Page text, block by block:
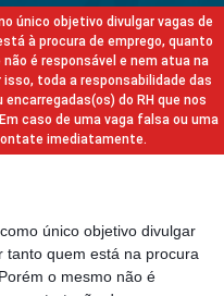
único objetivo divulgar vagas de
à procura de emprego, quanto
é responsável e nem atua na
toda a responsabilidade das
do RH que nos
caso de uma vaga falsa ou uma
imediatamente.
único objetivo divulgar
tanto quem está na procura
o mesmo não é